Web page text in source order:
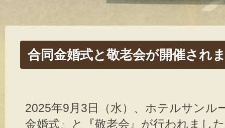
合同金婚式と敬老会が開催され
2025年9月3日（水）、ホテルサンル
金婚式』と『敬老会』が行われまし